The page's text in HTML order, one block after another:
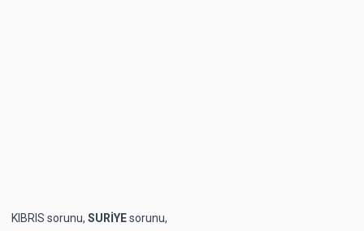
KIBRIS sorunu, SURİYEsorunu,